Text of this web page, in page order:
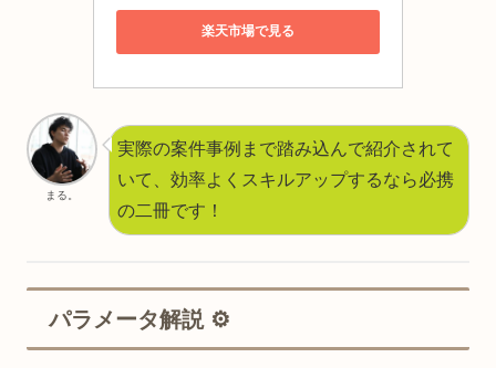
楽天市場で見る
まる。
実際の案件事例まで踏み込んで紹介されて
いて、効率よくスキルアップするなら必携
の二冊です！
パラメータ解説 ⚙️